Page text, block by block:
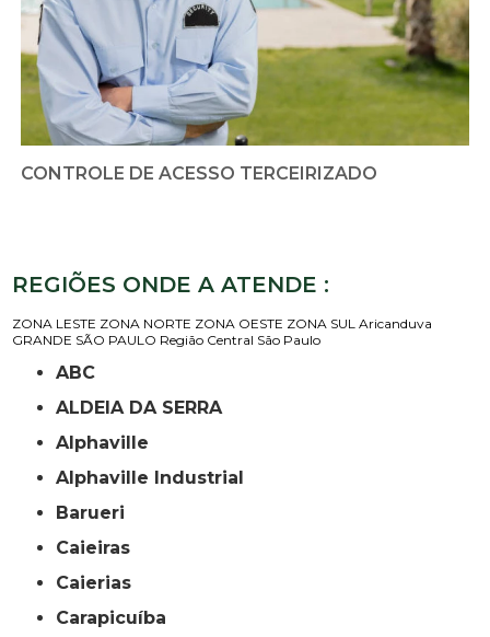
CONTROLE DE ACESSO TERCEIRIZADO
REGIÕES ONDE A ATENDE :
ZONA LESTE ZONA NORTE ZONA OESTE ZONA SUL Aricanduva
GRANDE SÃO PAULO Região Central São Paulo
ABC
ALDEIA DA SERRA
Alphaville
Alphaville Industrial
Barueri
Caieiras
Caierias
Carapicuíba